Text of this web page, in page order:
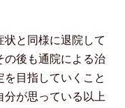
状と同様に退院して
の後も通院による治
目指していくこと
分が思っている以上